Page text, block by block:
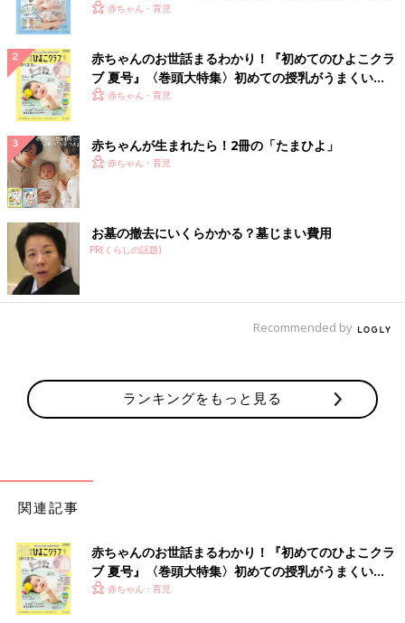
いっぱい！
赤ちゃん・育児
赤ちゃんのお世話まるわかり！『初めてのひよこクラ
ブ 夏号』〈巻頭大特集〉初めての授乳がうまくい
く！ おっぱい・ミルクの基本と夏のトラブル 解決テ
赤ちゃん・育児
赤ちゃんが生まれたら！2冊の「たまひよ」
赤ちゃん・育児
お墓の撤去にいくらかかる？墓じまい費用
PR(くらしの話題)
Recommended by
ランキングをもっと見る
関連記事
赤ちゃんのお世話まるわかり！『初めてのひよこクラ
ブ 夏号』〈巻頭大特集〉初めての授乳がうまくい
く！ おっぱい・ミルクの基本と夏のトラブル 解決テ
赤ちゃん・育児